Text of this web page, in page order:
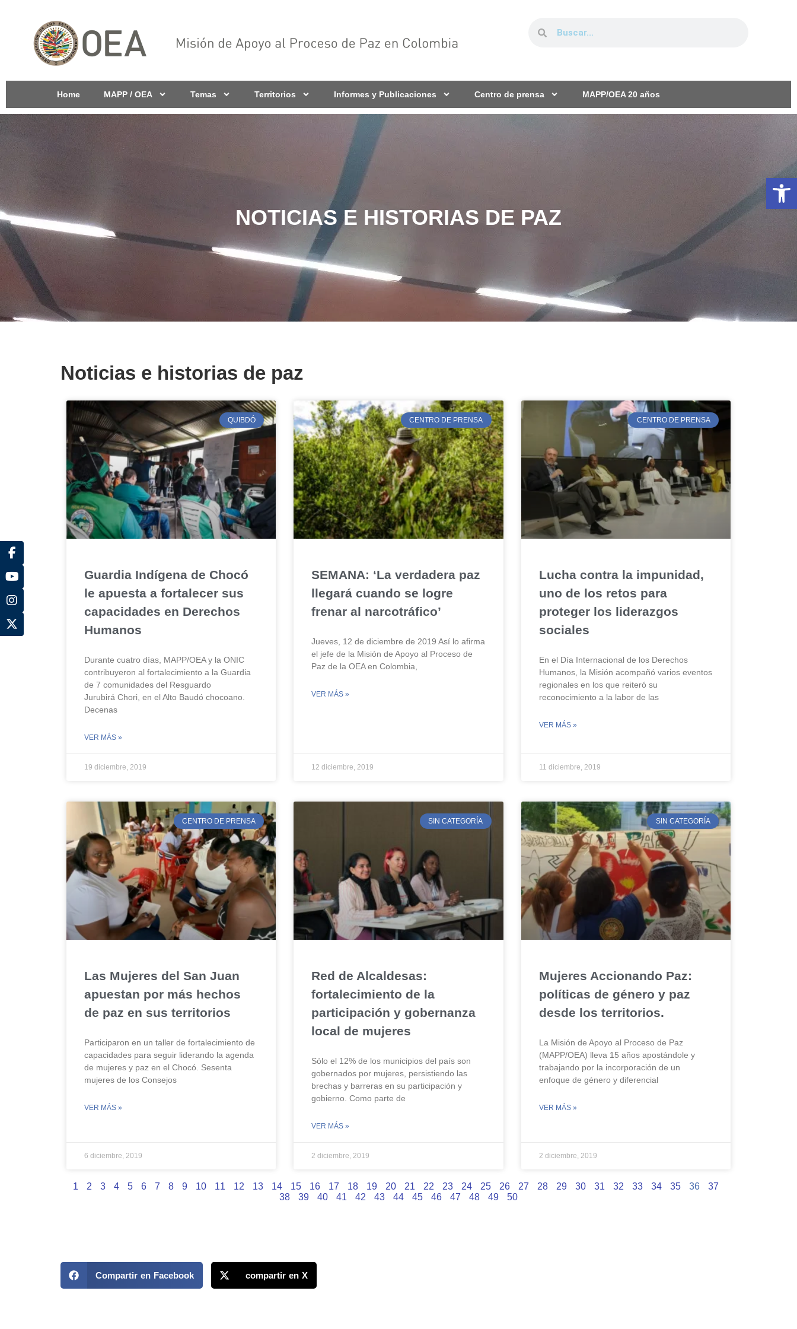
Home MAPP / OEA Temas Territorios Informes y Publicaciones Centro de prensa MAPP/OEA 20 años
NOTICIAS E HISTORIAS DE PAZ
Noticias e historias de paz
QUIBDÓ
Guardia Indígena de Chocó
le apuesta a fortalecer sus
capacidades en Derechos
Humanos
Durante cuatro días, MAPP/OEA y la ONIC
contribuyeron al fortalecimiento a la Guardia
de 7 comunidades del Resguardo
Jurubirá Chori, en el Alto Baudó chocoano.
Decenas
VER MÁS »
19 diciembre, 2019
CENTRO DE PRENSA
SEMANA: ‘La verdadera paz
llegará cuando se logre
frenar al narcotráfico’
Jueves, 12 de diciembre de 2019 Así lo afirma
el jefe de la Misión de Apoyo al Proceso de
Paz de la OEA en Colombia,
VER MÁS »
12 diciembre, 2019
CENTRO DE PRENSA
Lucha contra la impunidad,
uno de los retos para
proteger los liderazgos
sociales
En el Día Internacional de los Derechos
Humanos, la Misión acompañó varios eventos
regionales en los que reiteró su
reconocimiento a la labor de las
VER MÁS »
11 diciembre, 2019
CENTRO DE PRENSA
Las Mujeres del San Juan
apuestan por más hechos
de paz en sus territorios
Participaron en un taller de fortalecimiento de
capacidades para seguir liderando la agenda
de mujeres y paz en el Chocó. Sesenta
mujeres de los Consejos
VER MÁS »
6 diciembre, 2019
SIN CATEGORÍA
Red de Alcaldesas:
fortalecimiento de la
participación y gobernanza
local de mujeres
Sólo el 12% de los municipios del país son
gobernados por mujeres, persistiendo las
brechas y barreras en su participación y
gobierno. Como parte de
VER MÁS »
2 diciembre, 2019
SIN CATEGORÍA
Mujeres Accionando Paz:
políticas de género y paz
desde los territorios.
La Misión de Apoyo al Proceso de Paz
(MAPP/OEA) lleva 15 años apostándole y
trabajando por la incorporación de un
enfoque de género y diferencial
VER MÁS »
2 diciembre, 2019
1 2 3 4 5 6 7 8 9 10 11 12 13 14 15 16 17 18 19 20 21 22 23 24 25 26 27 28 29 30 31 32 33 34 35 36
37
38
39 40 41 42 43 44 45 46 47 48 49 50
Compartir en Facebook compartir en X